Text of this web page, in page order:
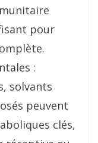
pour
:
solvants
peuvent
clés,